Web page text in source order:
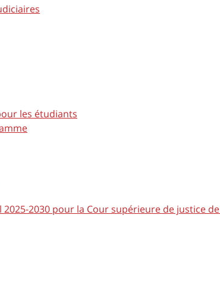
les étudiants
2030 pour la Cour supérieure de justice de